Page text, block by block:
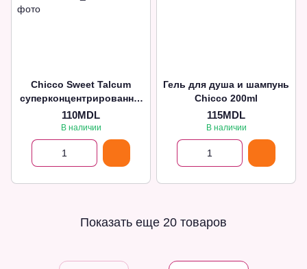
Chicco Sweet Talcum
суперконцентрированны
й кондиционер для
детского белья NEW 750
мл
110MDL
В наличии
Гель для душа и шампунь
Chicco 200ml
115MDL
В наличии
Показать еще 20 товаров